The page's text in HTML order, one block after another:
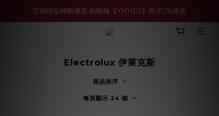
買多件家電找強老闆，比百貨公司更划算 >>
官網現金轉帳優惠 結帳輸【YHH02】再享2%優惠
買多件家電找強老闆，比百貨公司更划算 >>
Electrolux 伊萊克斯
商品排序
每頁顯示 24 個